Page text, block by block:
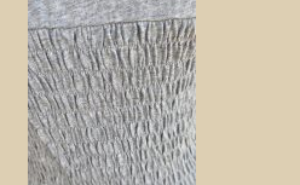
Linkjes
Contact en nieuwsbrief